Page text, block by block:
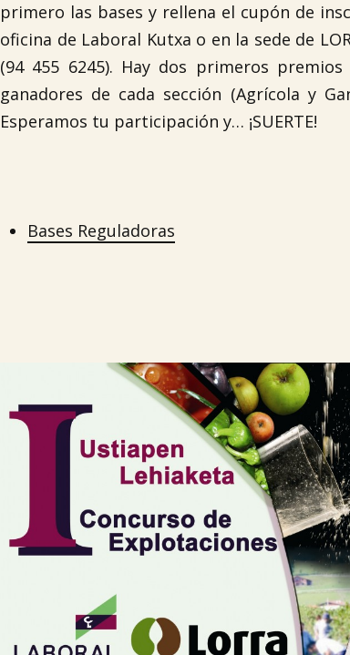
primero las bases y rellena el cupón de
oficina de Laboral Kutxa o en la sede de
(94 455 6245). Hay dos primeros
ganadores de cada sección (Agrícola y
Esperamos tu participación y… ¡SUERTE!
Bases Reguladoras